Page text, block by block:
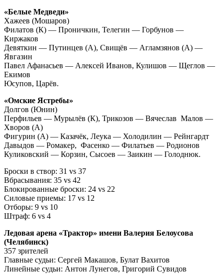
«Белые Медведи»
Хажеев (Мошаров)
Филатов (К) — Проничкин, Телегин — Горбунов —
Киржаков
Девяткин — Путинцев (А), Свищёв — Агламзянов (А) —
Явгазин
Павел Афанасьев — Алексей Иванов, Кулишов — Щеглов —
Екимов
Юсупов, Царёв.
«Омские Ястребы»
Долгов (Юнин)
Перфильев — Мурылёв (К), Трикозов — Вячеслав Малов —
Хворов (А)
Фигурин (А) — Казачёк, Леука — Холодилин — Рейнгардт
Давыдов — Ромакер, Фасенко — Филатьев — Родионов
Куликовский — Корзин, Сысоев — Заикин — Голоднюк.
Броски в створ: 31 vs 37
Вбрасывания: 35 vs 42
Блокированные броски: 24 vs 22
Силовые приемы: 17 vs 12
Отборы: 9 vs 10
Штраф: 6 vs 4
Ледовая арена «Трактор» имени Валерия Белоусова
(Челябинск)
357 зрителей
Главные судьи: Сергей Макашов, Булат Вахитов
Линейные судьи: Антон Лунегов, Григорий Сувидов